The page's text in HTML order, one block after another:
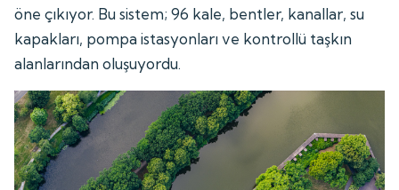
öne çıkıyor. Bu sistem; 96 kale, bentler, kanallar, su
kapakları, pompa istasyonları ve kontrollü taşkın
alanlarından oluşuyordu.